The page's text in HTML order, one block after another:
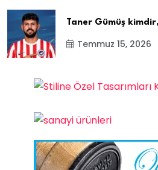
Taner Gümüş
Temmuz 15, 2026